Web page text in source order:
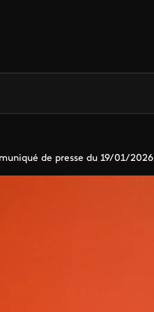
de presse du 19/01/2026